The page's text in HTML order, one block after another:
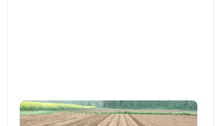
Articles et actus techniques